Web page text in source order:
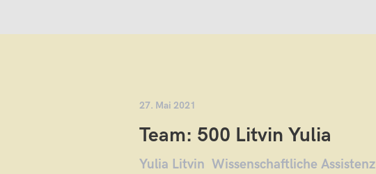
27. Mai 2021
Team: 500 Litvin Yulia
Yulia Litvin Wissenschaftliche Assistenz